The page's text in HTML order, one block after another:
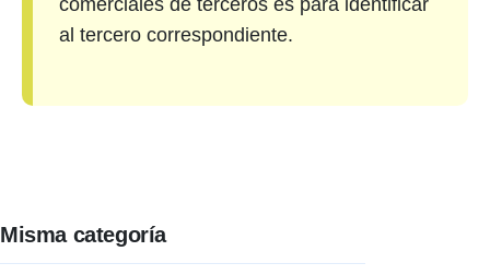
al tercero correspondiente.
Misma categoría